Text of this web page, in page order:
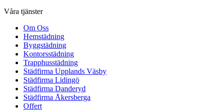
Våra tjänster
Om Oss
Hemstädning
Byggstädning
Kontorsstädning
Trapphusstädning
Städfirma Upplands Väsby
Städfirma Lidingö
Städfirma Danderyd
Städfirma Åkersberga
Offert